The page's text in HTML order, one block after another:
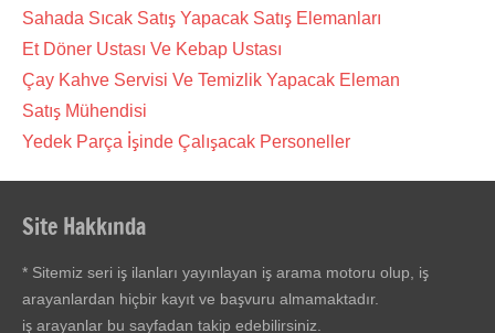
Sahada Sıcak Satış Yapacak Satış Elemanları
Et Döner Ustası Ve Kebap Ustası
Çay Kahve Servisi Ve Temizlik Yapacak Eleman
Satış Mühendisi
Yedek Parça İşinde Çalışacak Personeller
Site Hakkında
* Sitemiz seri iş ilanları yayınlayan iş arama motoru olup, iş
arayanlardan hiçbir kayıt ve başvuru almamaktadır.
iş arayanlar bu sayfadan takip edebilirsiniz.